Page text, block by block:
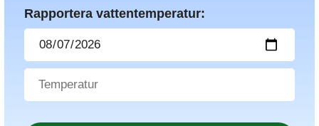
Rapportera vattentemperatur: